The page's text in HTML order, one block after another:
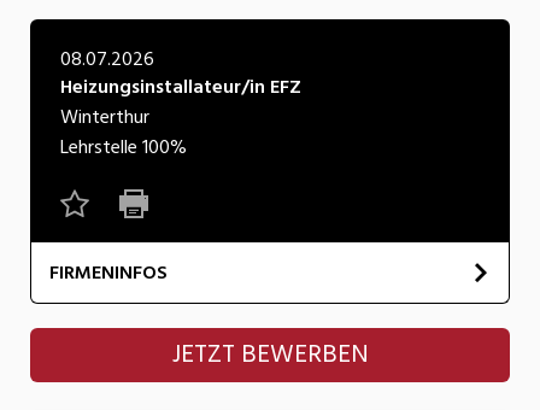
Natur
Verkehr/Logistik
Wirtschaft/Verwaltung
08.07.2026
Heizungsinstallateur/in EFZ
Winterthur
Lehrstelle100%
FIRMENINFOS
Bouygues Energies & Services Schweiz AG
JETZT BEWERBEN